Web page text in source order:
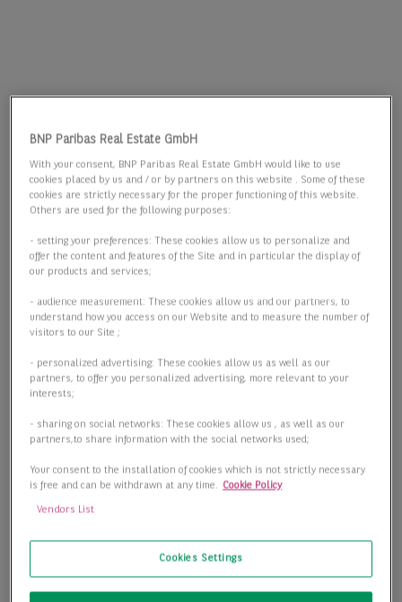
BNP Paribas Real Estate GmbH
With your consent, BNP Paribas Real Estate GmbH would like to use
cookies placed by us and / or by partners on this website . Some of these
cookies are strictly necessary for the proper functioning of this website.
Others are used for the following purposes:
- setting your preferences: These cookies allow us to personalize and
offer the content and features of the Site and in particular the display of
our products and services;
- audience measurement: These cookies allow us and our partners, to
understand how you access on our Website and to measure the number of
visitors to our Site ;
- personalized advertising: These cookies allow us as well as our
partners, to offer you personalized advertising, more relevant to your
interests;
- sharing on social networks: These cookies allow us , as well as our
partners,to share information with the social networks used;
Your consent to the installation of cookies which is not strictly necessary
is free and can be withdrawn at any time. Cookie Policy
Vendors List
Cookies Settings